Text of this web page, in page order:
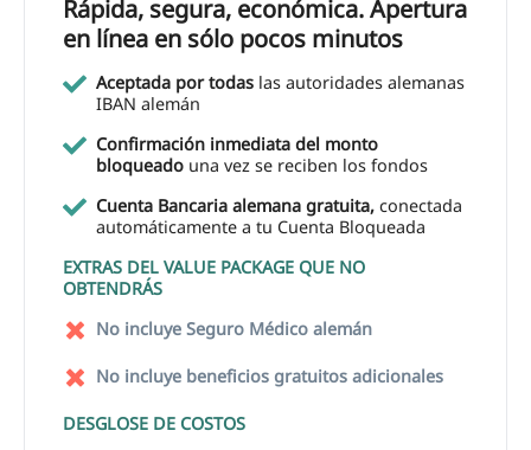
Rápida, segura, económica. Apertura
en línea en sólo pocos minutos
Aceptada por todas las autoridades alemanas
IBAN alemán
Confirmación inmediata del monto
bloqueado una vez se reciben los fondos
Cuenta Bancaria alemana gratuita, conectada
automáticamente a tu Cuenta Bloqueada
EXTRAS DEL VALUE PACKAGE QUE NO
OBTENDRÁS
No incluye Seguro Médico alemán
No incluye beneficios gratuitos adicionales
DESGLOSE DE COSTOS